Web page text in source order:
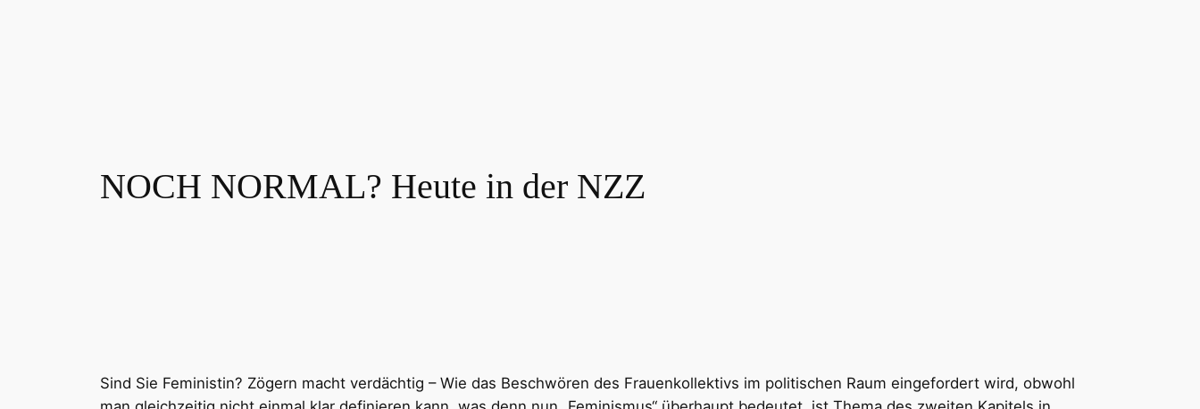
NOCH NORMAL? Heute in der NZZ
Sind Sie Feministin? Zögern macht verdächtig – Wie das Beschwören des Frauenkollektivs im politischen Raum eingefordert wird, obwohl